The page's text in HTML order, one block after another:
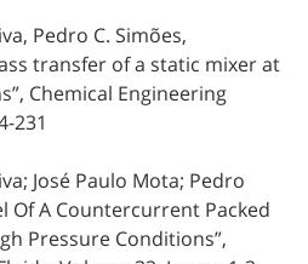
Pedro C. Simões,
transfer of a static mixer at
Chemical Engineering
231
José Paulo Mota; Pedro
Of A Countercurrent Packed
Pressure Conditions”,